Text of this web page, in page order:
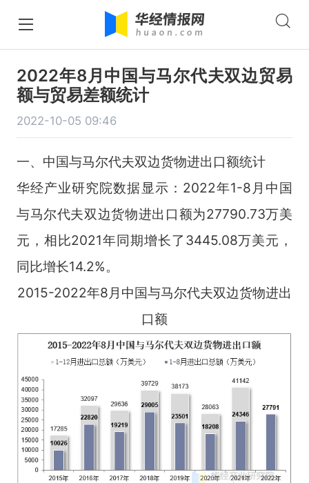
2022年8月中国与马尔代夫双边贸易
额与贸易差额统计
2022-10-05 09:46
一、中国与马尔代夫双边货物进出口额统计
华经产业研究院数据显示：2022年1-8月中国
与马尔代夫双边货物进出口额为27790.73万美
元，相比2021年同期增长了3445.08万美元，
同比增长14.2%。
2015-2022年8月中国与马尔代夫双边货物进出
口额